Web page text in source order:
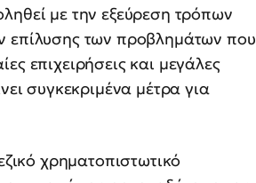
με την εξεύρεση τρόπων
επίλυσης των προβλημάτων που
επιχειρήσεις και μεγάλες
συγκεκριμένα μέτρα για
χρηματοπιστωτικό